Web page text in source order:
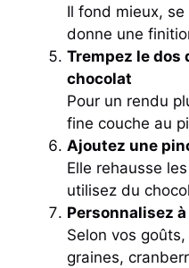
Il fond mieux,
donne une
Trempez le dos
chocolat
Pour un rendu
fine couche au
Ajoutez une
Elle rehausse
utilisez du
Personnalisez
Selon vos
graines,